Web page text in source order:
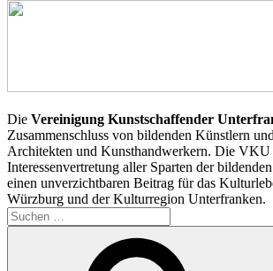
Die Vereinigung Kunstschaffender
Zusammenschluss von bildenden Künstlern
Architekten und Kunsthandwerkern. Die VKU
Interessenvertretung aller Sparten der
einen unverzichtbaren Beitrag für das
Würzburg und der Kulturregion Unterfranken.
Suchen
nach: